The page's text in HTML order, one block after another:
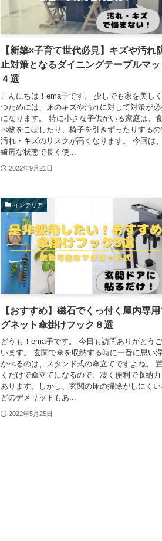
【新築×子育て世代必見】キズや汚れ
止対策となるダイニングテーブルマッ
４選
こんにちは！ema子です。 少しでも家を美し
つためには、床のキズや汚れに対して対策が
になります。 特に小さな子供がいる家庭は、食
べ物をこぼしたり、椅子を引きずったりする
汚れ・キズのリスクが高くなります。 今回は、
綺麗な状態で長く使...
2022年9月21日
インテリア
【おすすめ】磁石でくっ付く屋内専用
グネット傘掛けフック８選
どうも！ema子です。 今日も訪問ありがとう
います。 玄関で傘を収納する時に一番に思い
かべるのは、スタンド式の傘立てですよね。
くだけで傘立てになるので、凄く便利で収納力
あります。しかし、玄関の床の掃除がしにくい
どのデメリットもあ...
2022年5月25日